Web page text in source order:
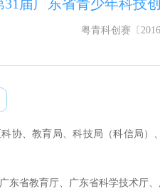
31届广东省青少年科技
粤青科创赛〔
协、教育局、科技局（科信局
省教育厅、广东省科学技术厅、